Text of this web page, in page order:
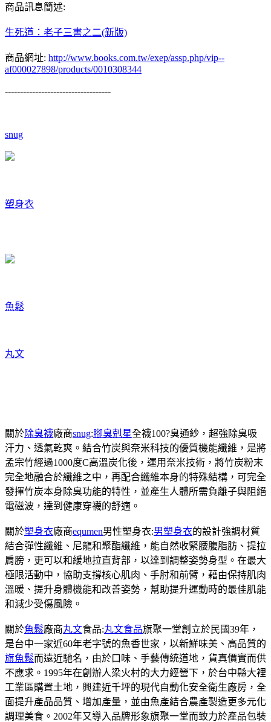
商品訊息簡述:
生死道：老子三書之二(新版)
商品網址: http://www.books.com.tw/exep/assp.php/vip--
af000027898/products/0010308344
-----------------------------------
snug
塑身衣
魚鬆
丸文
關於除臭襪廠商snug:腳臭剋星全襪100?臭通紗，超強除臭吸
汗力、透氣乾爽。結合竹炭與奈米科技的優質機能纖維，是將
孟宗竹經過1000度C高溫炭化後，運用奈米技術，將竹炭粉末
完全地融合於纖維之中，再配合纖維本身的特殊結構，可完全
發揮竹炭本身除臭功能的特性，並產生人體所需負離子與阻絕
電磁波，達到健康穿襪的舒適。
關於塑身衣廠商equmen男性塑身衣:男塑身衣的設計強調材質
結合彈性纖維、尼龍和聚酯纖維，能自然收緊腰腹脂肪、提拉
肩膀，更可以和緩地拉直背部，以達到調整姿勢身型。在最大
極限活動中，協助支撐核心肌肉、手肘和前臂，藉由保持肌肉
溫暖、提升身體機能和改善姿勢，幫助提升運動時的最佳肌能
和減少受傷風險。
關於魚鬆廠商丸文食品:丸文食品旗聚一堂創立於民國39年，
是台中一家近60年老字號的魚香世家，以新鮮味美、高品質的
旗魚鬆而遠近馳名，由於口味、手藝傳統道地，貨真價實而供
不應求。1995年在創辦人梁火村的大力經營下，於台中縣大裡
工業區購置土地，興建近千坪的現代自動化安全衛生廠房，全
面提升產品品質、增加產量，並由魚產結合農產製造更多元化
調理美食。2002年又導入品牌形象旗聚一堂而致力於產品包裝